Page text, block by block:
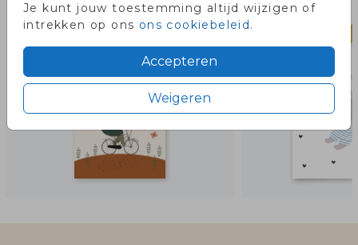
Je kunt jouw toestemming altijd wijzigen of
intrekken op ons ons cookiebeleid.
Accepteren
Weigeren